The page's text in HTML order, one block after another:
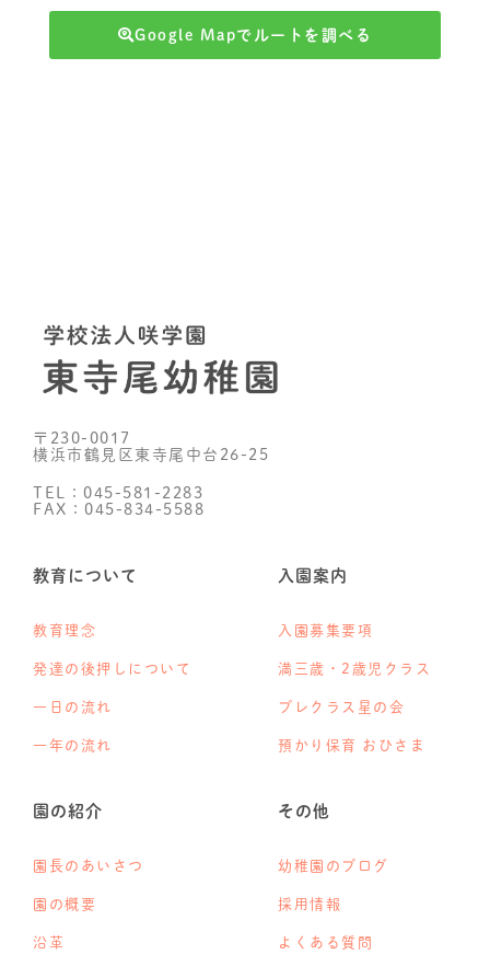
Google Mapでルートを調べる
〒230-0017
横浜市鶴見区東寺尾中台26-25
TEL：045-581-2283
FAX：045-834-5588
教育について
教育理念
発達の後押しについて
一日の流れ
一年の流れ
入園案内
入園募集要項
満三歳・2歳児クラス
プレクラス星の会
預かり保育 おひさま
園の紹介
園長のあいさつ
園の概要
沿革
その他
幼稚園のブログ
採用情報
よくある質問